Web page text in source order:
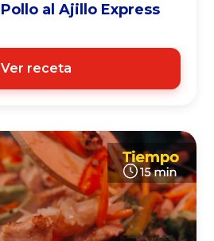
Pinchos de Pollo al Ajillo Express
Ver receta